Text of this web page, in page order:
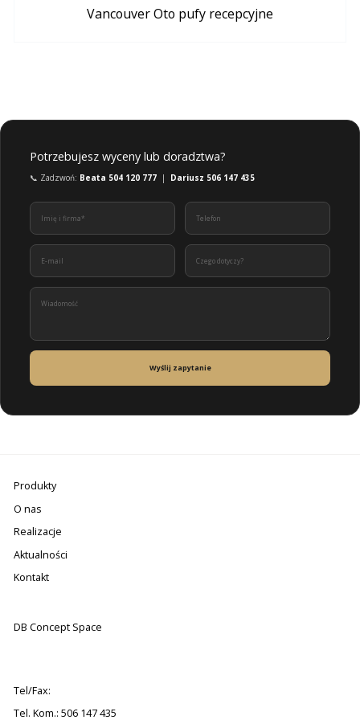
Vancouver Oto pufy recepcyjne
Potrzebujesz wyceny lub doradztwa?
📞 Zadzwoń: Beata 504 120 777 | Dariusz 506 147 435
Wyślij zapytanie
Produkty
O nas
Realizacje
Aktualności
Kontakt
DB Concept Space
Tel/Fax:
Tel. Kom.: 506 147 435